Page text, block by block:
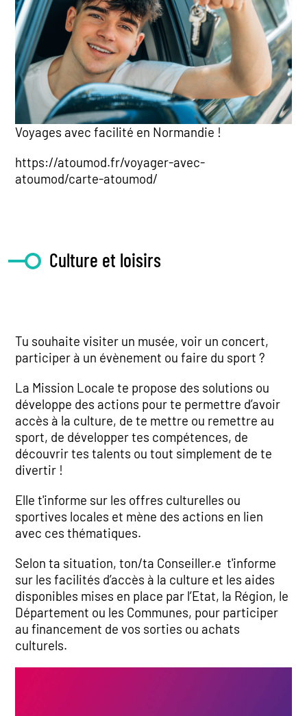
Voyages avec facilité en Normandie !
https://atoumod.fr/voyager-avec-
atoumod/carte-atoumod/
Culture et loisirs
Tu souhaite visiter un musée, voir un concert,
participer à un évènement ou faire du sport ?
La Mission Locale te propose des solutions ou
développe des actions pour te permettre d’avoir
accès à la culture, de te mettre ou remettre au
sport, de développer tes compétences, de
découvrir tes talents ou tout simplement de te
divertir !
Elle t'informe sur les offres culturelles ou
sportives locales et mène des actions en lien
avec ces thématiques.
Selon ta situation, ton/ta Conseiller.e t'informe
sur les facilités d’accès à la culture et les aides
disponibles mises en place par l’Etat, la Région, le
Département ou les Communes, pour participer
au financement de vos sorties ou achats
culturels.